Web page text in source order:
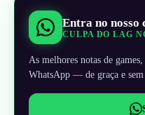
Entra no nosso
CULPA DO LAG
As melhores notas de
WhatsApp — de graça e